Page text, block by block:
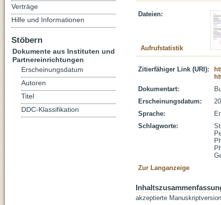
Dateien:
Aufrufstatistik
Zitierfähiger Link (URI):
Dokumentart:
Erscheinungsdatum:
Sprache:
Schlagworte:
Zur Langanzeige
akzeptierte Manuskriptversion
Verträge
Hilfe und Informationen
Stöbern
Dokumente aus Instituten und
Partnereinrichtungen
Erscheinungsdatum
Autoren
Titel
DDC-Klassifikation